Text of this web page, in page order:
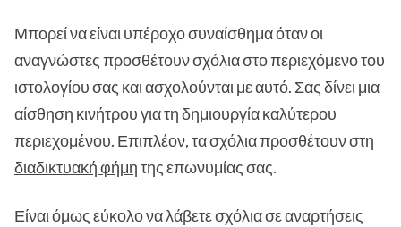
Μπορεί να είναι υπέροχο συναίσθημα όταν οι
αναγνώστες προσθέτουν σχόλια στο περιεχόμενο του
ιστολογίου σας και ασχολούνται με αυτό. Σας δίνει μια
αίσθηση κινήτρου για τη δημιουργία καλύτερου
περιεχομένου. Επιπλέον, τα σχόλια προσθέτουν στη
διαδικτυακή φήμητης επωνυμίας σας.
Είναι όμως εύκολο να λάβετε σχόλια σε αναρτήσεις